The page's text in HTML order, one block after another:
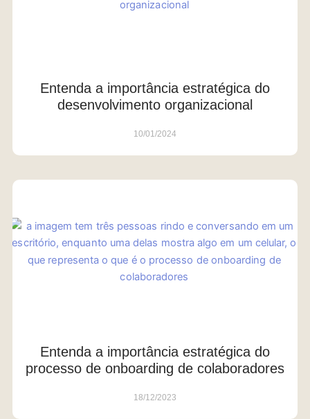
Entenda a importância estratégica do
desenvolvimento organizacional
10/01/2024
Entenda a importância estratégica do
processo de onboarding de colaboradores
18/12/2023